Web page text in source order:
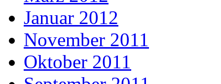
Januar 2012
November 2011
Oktober 2011